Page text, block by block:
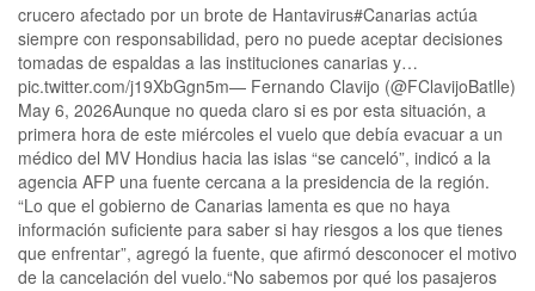
crucero afectado por un brote de Hantavirus#Canarias actúa
siempre con responsabilidad, pero no puede aceptar decisiones
tomadas de espaldas a las instituciones canarias y…
pic.twitter.com/j19XbGgn5m— Fernando Clavijo (@FClavijoBatlle)
May 6, 2026Aunque no queda claro si es por esta situación, a
primera hora de este miércoles el vuelo que debía evacuar a un
médico del MV Hondius hacia las islas “se canceló”, indicó a la
agencia AFP una fuente cercana a la presidencia de la región.
“Lo que el gobierno de Canarias lamenta es que no haya
información suficiente para saber si hay riesgos a los que tienes
que enfrentar”, agregó la fuente, que afirmó desconocer el motivo
de la cancelación del vuelo.“No sabemos por qué los pasajeros